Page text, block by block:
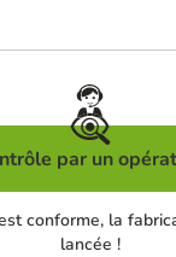
par un
conforme, la
lancée !